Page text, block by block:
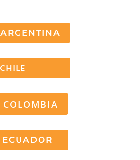
ARGENTINA
CHILE
COLOMBIA
ECUADOR